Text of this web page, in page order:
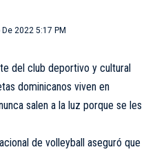
2022 5:17 PM
del club deportivo y cultural
dominicanos viven en
salen a la luz porque se les
de volleyball aseguró que